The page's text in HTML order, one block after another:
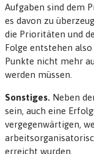
Aufgaben sind dem
es davon zu
die Prioritäten und
Folge entstehen also
Punkte nicht mehr
werden müssen.
Sonstiges. Neben
sein, auch eine
vergegenwärtigen,
erreicht wurden.